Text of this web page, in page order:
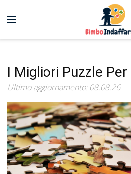
I Migliori Puzzle Per
Ultimo aggiornamento: 08.08.26